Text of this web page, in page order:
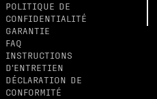
POLITIQUE DE
CONFIDENTIALITÉ
GARANTIE
FAQ
INSTRUCTIONS
D'ENTRETIEN
DÉCLARATION DE
CONFORMITÉ